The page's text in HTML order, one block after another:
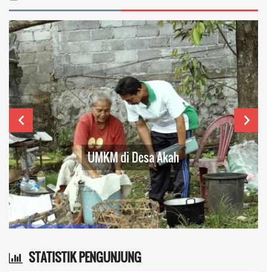
UMKM di Desa Akah
STATISTIK PENGUNJUNG